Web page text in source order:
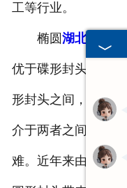
工等行业。
椭圆 湖北封头
优于碟形封头。由于
形封头之间，对冲
介于两者之间，即比
难。近年来由于采用